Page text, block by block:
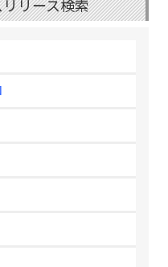
リース検索